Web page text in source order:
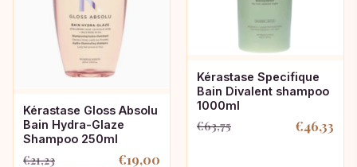
Kérastase Gloss Absolu
Bain Hydra-Glaze
Shampoo 250ml
€21,23 €19,00
Kérastase Specifique
Bain Divalent shampoo
1000ml
€63,75
Oorspronkelijke
€46,33
Huidige